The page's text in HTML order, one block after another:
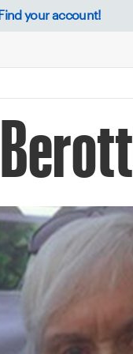
Find your account!